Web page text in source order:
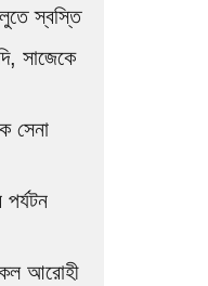
স্বস্তি
সাজেকে
সেনা
আরোহী